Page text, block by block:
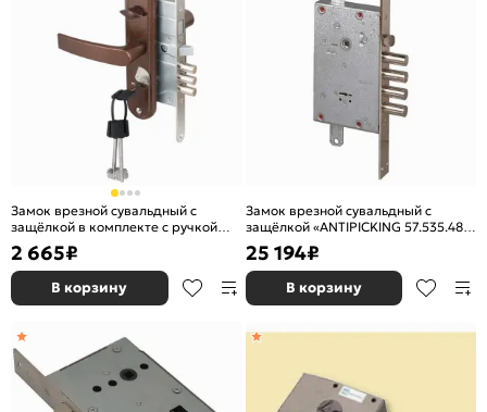
Замок врезной сувальдный с
защёлкой в комплекте с ручкой
«ЗВ9-8.3/13» (КЛП5-85) правый, 3
кл. Антик Медь
2 665₽
В корзину
Замок врезной сувальдный с
защёлкой «ANTIPICKING 57.535.48
0.00 HR» (тех. упаковка) Хром
25 194₽
В корзину